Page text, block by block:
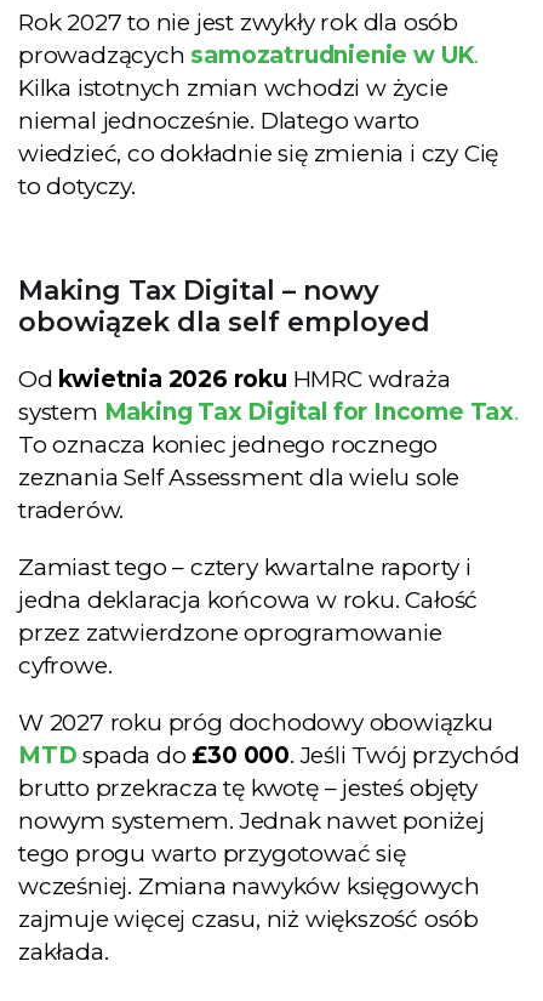
Rok 2027 to nie jest zwykły rok dla osób
prowadzących samozatrudnienie w UK.
Kilka istotnych zmian wchodzi w życie
niemal jednocześnie. Dlatego warto
wiedzieć, co dokładnie się zmienia i czy Cię
to dotyczy.
Making Tax Digital – nowy
obowiązek dla self employed
Od kwietnia 2026 roku HMRC wdraża
system Making Tax Digital for Income Tax.
To oznacza koniec jednego rocznego
zeznania Self Assessment dla wielu sole
traderów.
Zamiast tego – cztery kwartalne raporty i
jedna deklaracja końcowa w roku. Całość
przez zatwierdzone oprogramowanie
cyfrowe.
W 2027 roku próg dochodowy obowiązku
MTD spada do £30 000. Jeśli Twój przychód
brutto przekracza tę kwotę – jesteś objęty
nowym systemem. Jednak nawet poniżej
tego progu warto przygotować się
wcześniej. Zmiana nawyków księgowych
zajmuje więcej czasu, niż większość osób
zakłada.